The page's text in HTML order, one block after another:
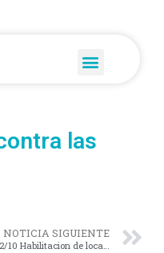
las
NOTICIA SIGUIENTE
1192/10 Habilitacion de locales